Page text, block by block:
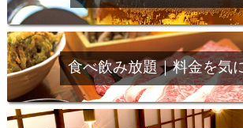
食べ飲み放題｜料金を気